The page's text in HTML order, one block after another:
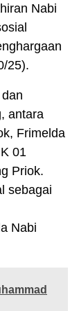
Nabi
25).
antara
Frimelda
01
Priok.
sebagai
Nabi